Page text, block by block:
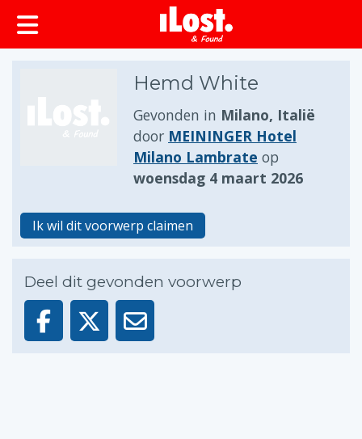
Hemd White
Gevonden in Milano, Italië
door MEININGER Hotel
Milano Lambrate op
woensdag 4 maart 2026
Ik wil dit voorwerp claimen
Deel dit gevonden voorwerp